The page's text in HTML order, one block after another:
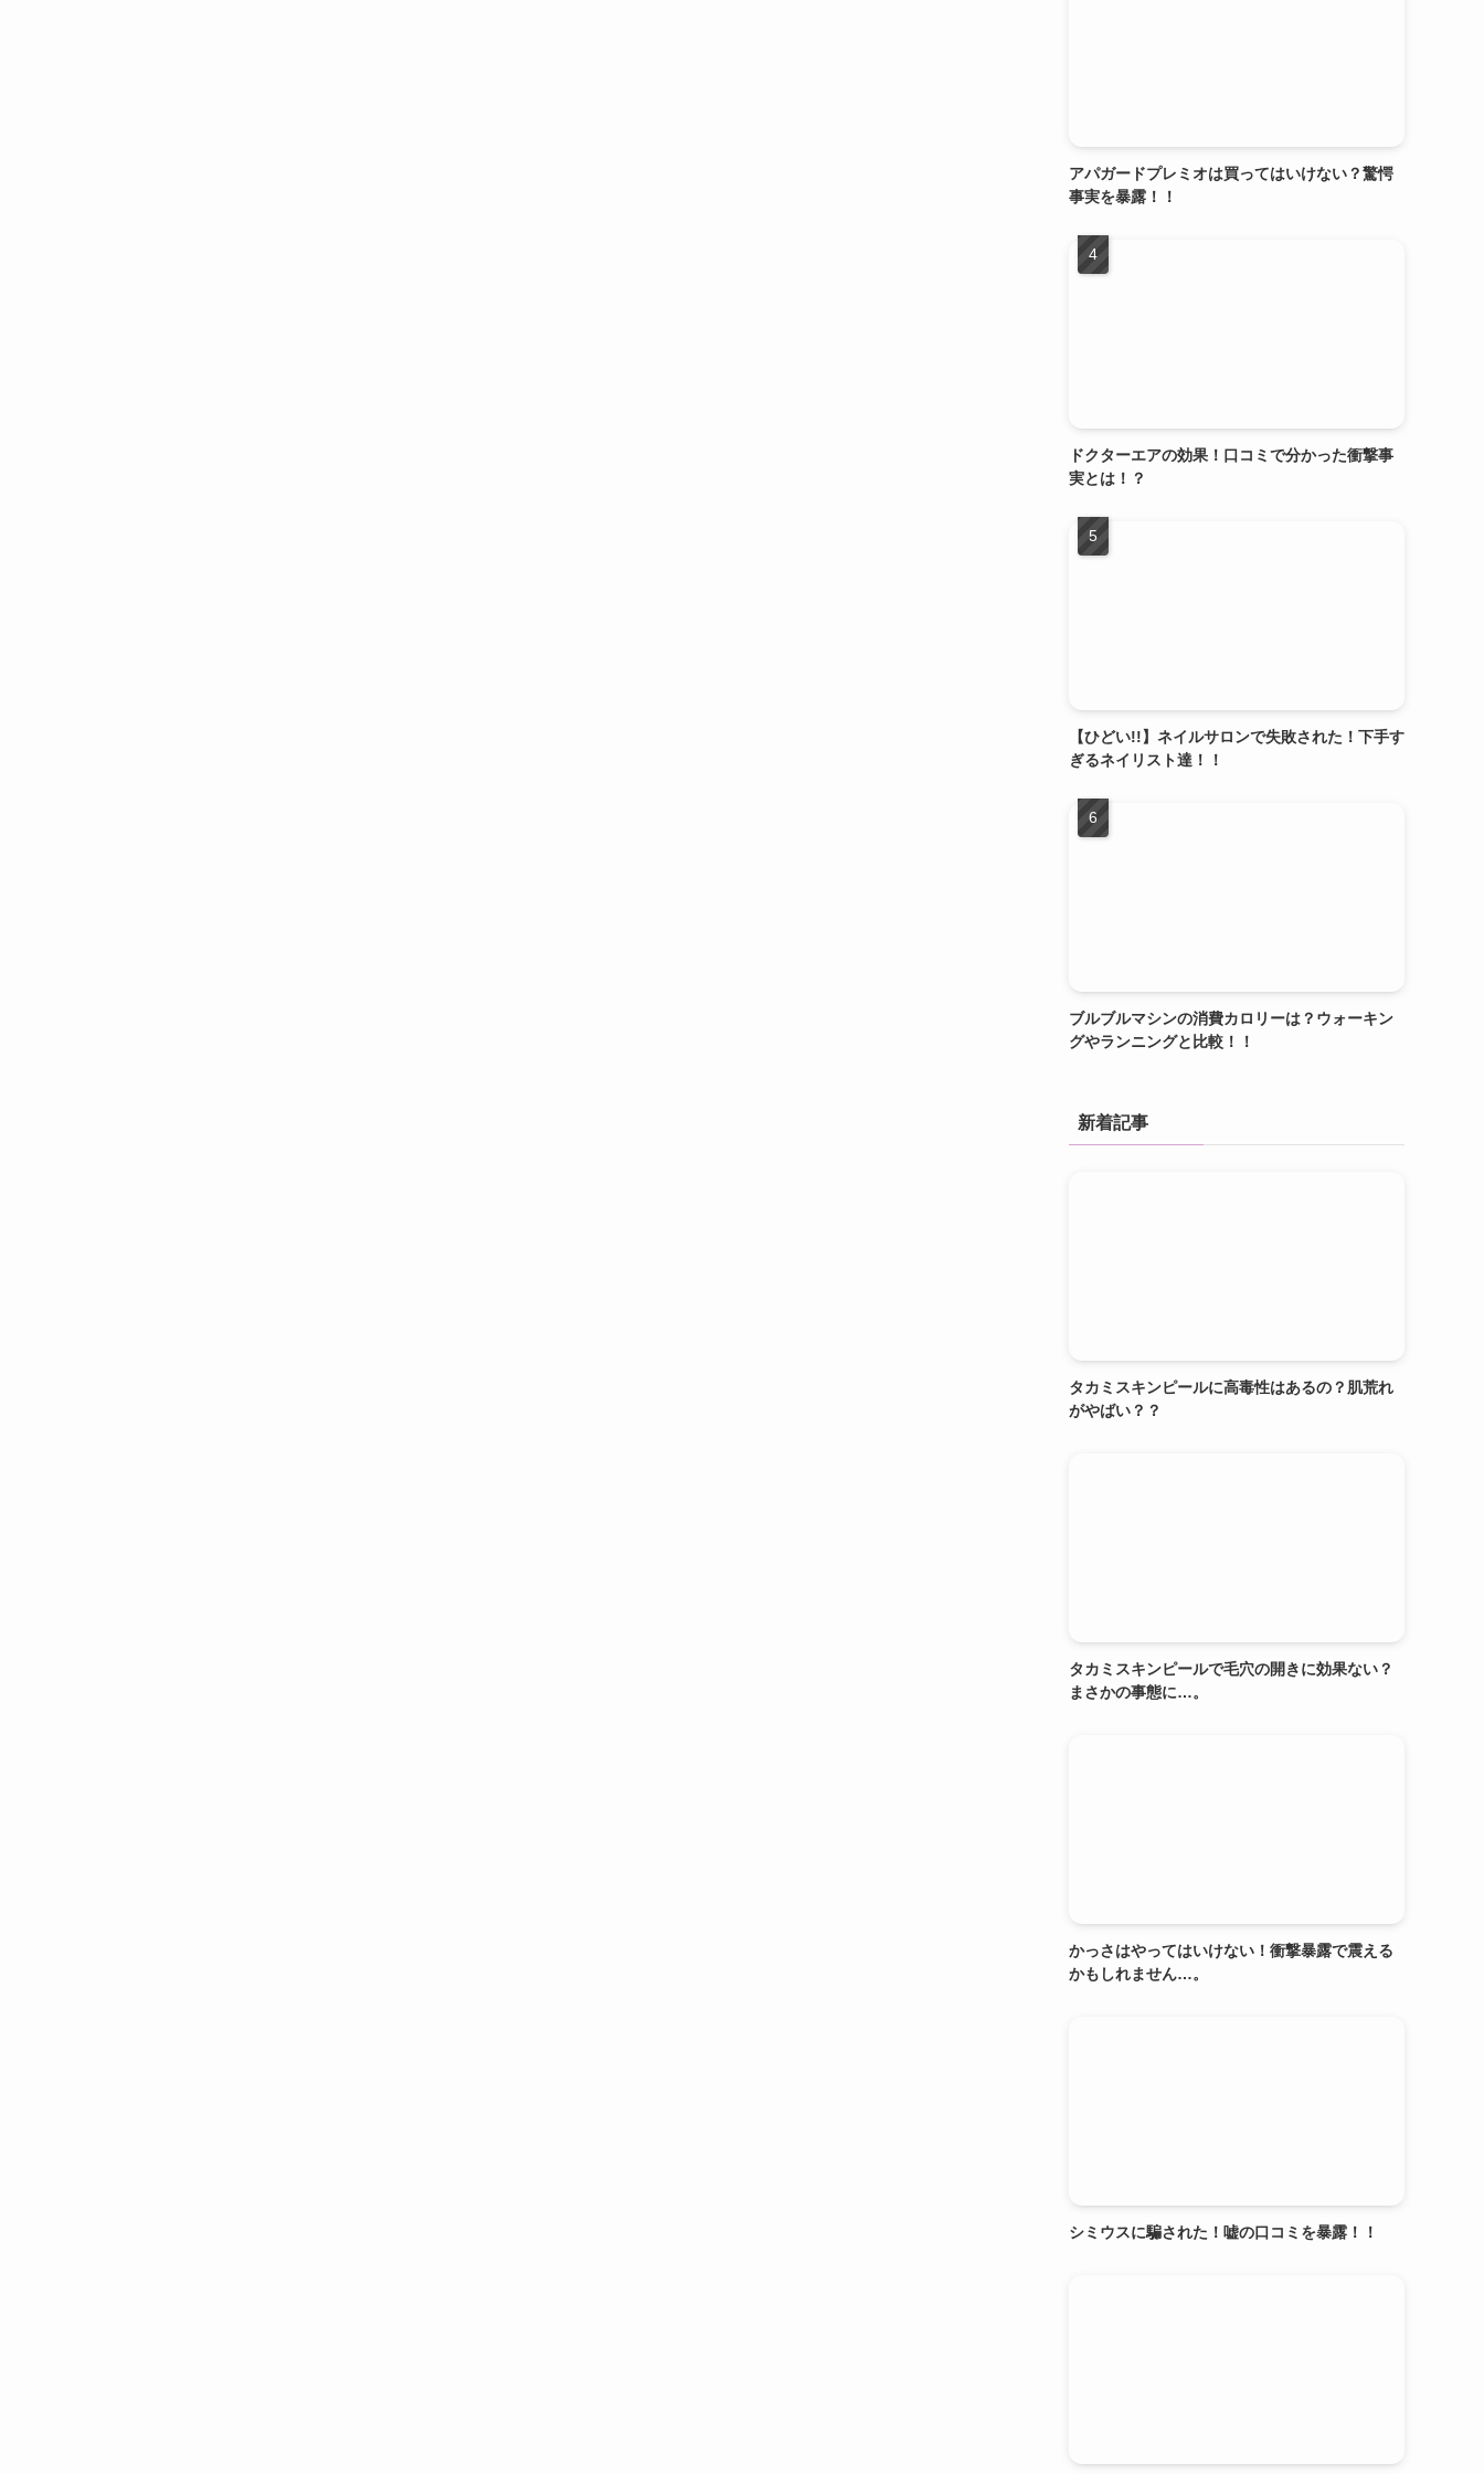
アパガードプレミオは買ってはいけない？驚愕
事実を暴露！！
ドクターエアの効果！口コミで分かった衝撃事
実とは！？
【ひどい!!】ネイルサロンで失敗された！下手す
ぎるネイリスト達！！
ブルブルマシンの消費カロリーは？ウォーキン
グやランニングと比較！！
新着記事
タカミスキンピールに高毒性はあるの？肌荒れ
がやばい？？
タカミスキンピールで毛穴の開きに効果ない？
まさかの事態に…。
かっさはやってはいけない！衝撃暴露で震える
かもしれません…。
シミウスに騙された！嘘の口コミを暴露！！